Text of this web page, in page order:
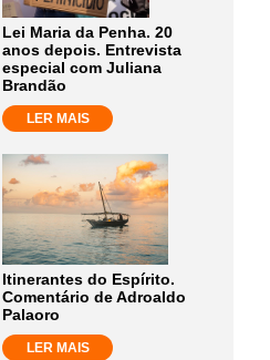
Lei Maria da Penha. 20
anos depois. Entrevista
especial com Juliana
Brandão
LER MAIS
Itinerantes do Espírito.
Comentário de Adroaldo
Palaoro
LER MAIS